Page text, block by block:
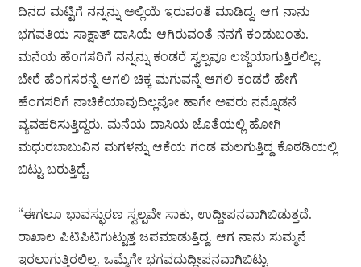
ದಿನದ ಮಟ್ಟಿಗೆ ನನ್ನನ್ನು ಅಲ್ಲಿಯೆ ಇರುವಂತೆ ಮಾಡಿದ್ದ. ಆಗ ನಾನು
ಭಗವತಿಯ ಸಾಕ್ಷಾತ್ ದಾಸಿಯೆ ಆಗಿರುವಂತೆ ನನಗೆ ಕಂಡುಬಂತು.
ಮನೆಯ ಹೆಂಗಸರಿಗೆ ನನ್ನನ್ನು ಕಂಡರೆ ಸ್ವಲ್ಪವೂ ಲಜ್ಜೆಯಾಗುತ್ತಿರಲಿಲ್ಲ.
ಬೇರೆ ಹೆಂಗಸರನ್ನೆ ಆಗಲಿ ಚಿಕ್ಕ ಮಗುವನ್ನೆ ಆಗಲಿ ಕಂಡರೆ ಹೇಗೆ
ಹೆಂಗಸರಿಗೆ ನಾಚಿಕೆಯಾವುದಿಲ್ಲವೋ ಹಾಗೇ ಅವರು ನನ್ನೊಡನೆ
ವ್ಯವಹರಿಸುತ್ತಿದ್ದರು. ಮನೆಯ ದಾಸಿಯ ಜೊತೆಯಲ್ಲಿ ಹೋಗಿ
ಮಧುರಬಾಬುವಿನ ಮಗಳನ್ನು ಆಕೆಯ ಗಂಡ ಮಲಗುತ್ತಿದ್ದ ಕೊಠಡಿಯಲ್ಲಿ
ಬಿಟ್ಟು ಬರುತ್ತಿದ್ದೆ.
“ಈಗಲೂ ಭಾವಸ್ಫುರಣ ಸ್ವಲ್ಪವೇ ಸಾಕು, ಉದ್ದೀಪನವಾಗಿಬಿಡುತ್ತದೆ.
ರಾಖಾಲ ಪಿಟಿಪಿಟಿಗುಟ್ಟುತ್ತ ಜಪಮಾಡುತ್ತಿದ್ದ. ಆಗ ನಾನು ಸುಮ್ಮನೆ
ಇರಲಾಗುತ್ತಿರಲಿಲ್ಲ. ಒಮ್ಮೆಗೇ ಭಗವದುದ್ದೀಪನವಾಗಿಬಿಟ್ಟು